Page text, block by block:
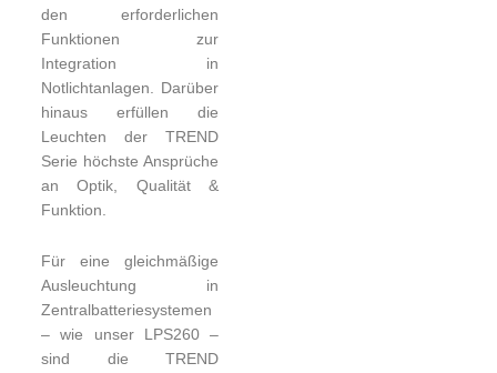
den erforderlichen
Funktionen zur
Integration in
Notlichtanlagen. Darüber
hinaus erfüllen die
Leuchten der TREND
Serie höchste Ansprüche
an Optik, Qualität &
Funktion.
Für eine gleichmäßige
Ausleuchtung in
Zentralbatteriesystemen
– wie unser LPS260 –
sind die TREND